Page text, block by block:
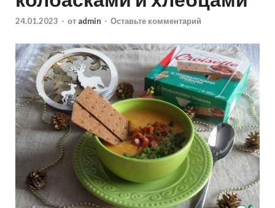
24.01.2023 - от admin - Оставьте комментарий